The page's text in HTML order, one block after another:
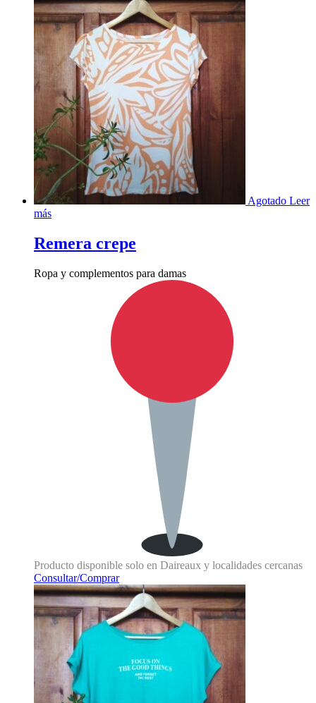
Agotado Leer
más
Remera crepe
Ropa y complementos para damas
Producto disponible solo en Daireaux y localidades cercanas
Consultar/Comprar